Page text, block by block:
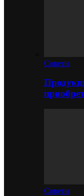
Советы
Советы